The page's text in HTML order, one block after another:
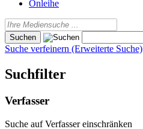
Onleihe
Suche verfeinern (Erweiterte Suche)
Suchfilter
Verfasser
Suche auf Verfasser einschränken